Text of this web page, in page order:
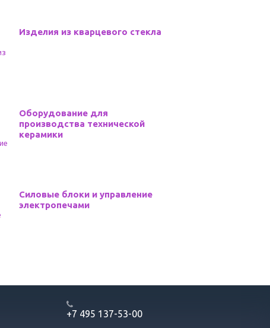
Изделия из кварцевого стекла
Оборудование для
производства технической
керамики
Силовые блоки и управление
электропечами
+7 495 137-53-00